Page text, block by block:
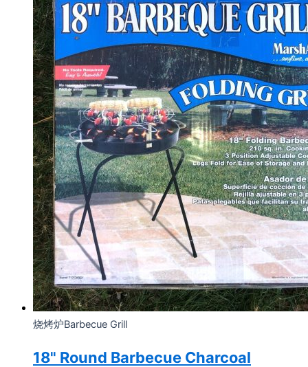
烧烤炉Barbecue Grill
18" Round Barbecue Charcoal